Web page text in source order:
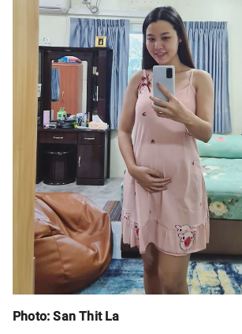
Photo: San Thit La